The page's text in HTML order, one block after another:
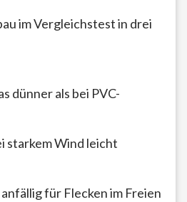
im Vergleichstest in drei
dünner als bei PVC-
starkem Wind leicht
für Flecken im Freien